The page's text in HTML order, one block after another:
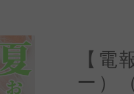
【
ー）